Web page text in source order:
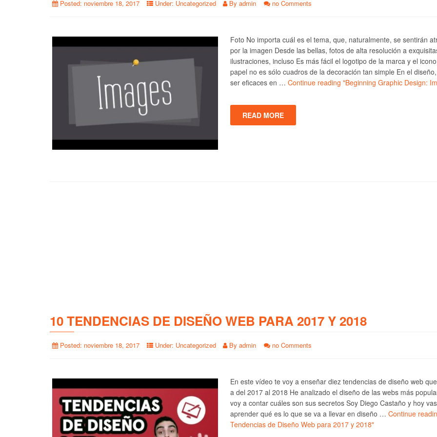
Posted: noviembre 18, 2017 Under: Uncategorized By admin no Comments
Foto No importa cuál es el tema, que, naturalmente, se sentirán
por la imagen Desde las bellas, fotos de alta resolución a
ilustraciones, incluso Es más fácil el logotipo de la marca y el
papel no es sólo cuadros de la decoración tan simple En el
ser eficaces en … Continue reading "Beginning Graphic Design:
READ MORE
10 TENDENCIAS DE DISEÑO WEB PARA 2017 Y 2018
Posted: noviembre 18, 2017 Under: Uncategorized By admin no Comments
En este vídeo te voy a enseñar diez tendencias de diseño web
a del 2017 al 2018 He analizado el diseño de las webs más
voy a contar cuáles son sus secretos Soy Diego Castaño y hoy
aprender qué es lo que se va a llevar en diseño … Continue
Tendencias de Diseño Web para 2017 y 2018"